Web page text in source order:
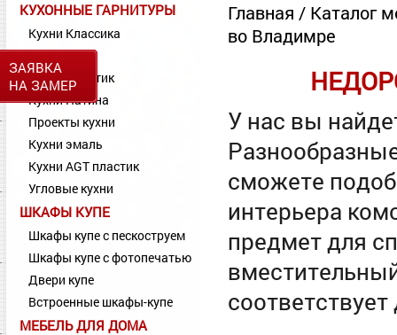
ЗАЯВКА
НА ЗАМЕР
КУХОННЫЕ ГАРНИТУРЫ
Кухни Классика
Кухни МДФ
Кухни Пластик
Кухни Патина
Проекты кухни
Кухни эмаль
Кухни AGT пластик
Угловые кухни
ШКАФЫ КУПЕ
Шкафы купе с пескоструем
Шкафы купе с фотопечатью
Двери купе
Встроенные шкафы-купе
МЕБЕЛЬ ДЛЯ ДОМА
Главная / Каталог
во Владимре
У нас вы
сможете
интерьера
предмет для